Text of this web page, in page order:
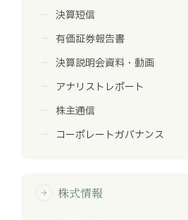
決算短信
有価証券報告書
決算説明会資料・動画
アナリストレポート
株主通信
コーポレートガバナンス
arrow_forward 株式情報